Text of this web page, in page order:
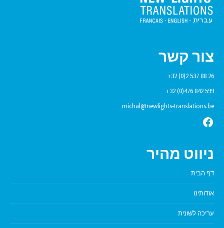
צור קשר
+32 (0)2 537 88 26
+32 (0)476 842 599
michal@newlights-translations.be
Facebook
ניווט מהיר
דף הבית
אודותינו
עריכה לשונית